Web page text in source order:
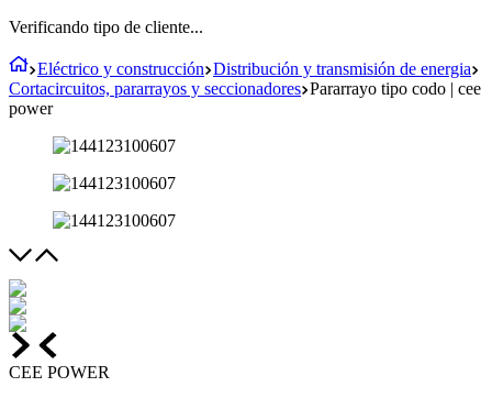
Verificando tipo de cliente...
Eléctrico y construcción Distribución y transmisión de energia
Cortacircuitos, pararrayos y seccionadores Pararrayo tipo codo | cee
power
CEE POWER